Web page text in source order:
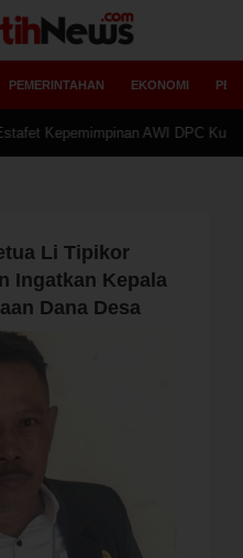
PEMERINTAHAN EKONOMI
Ketua
Li Tipikor
Ingatkan Kepala
Dana Desa